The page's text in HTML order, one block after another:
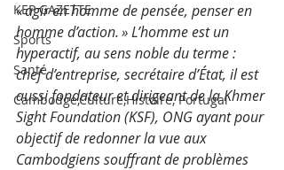
KEP GAZETTE
Sports
Santé
Cambodge,Culture,Histoire, Portugal
« agir en homme de pensée, penser en
homme d’action. » L’homme est un
hyperactif, au sens noble du terme :
chef d’entreprise, secrétaire d’État, il est
aussi fondateur et dirigeant de la Khmer
Sight Foundation (KSF), ONG ayant pour
objectif de redonner la vue aux
Cambodgiens souffrant de problèmes